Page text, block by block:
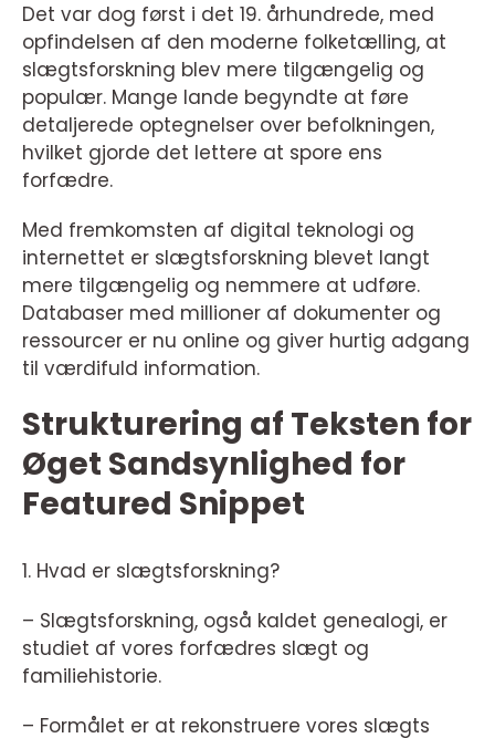
Det var dog først i det 19. århundrede, med
opfindelsen af den moderne folketælling, at
slægtsforskning blev mere tilgængelig og
populær. Mange lande begyndte at føre
detaljerede optegnelser over befolkningen,
hvilket gjorde det lettere at spore ens
forfædre.
Med fremkomsten af digital teknologi og
internettet er slægtsforskning blevet langt
mere tilgængelig og nemmere at udføre.
Databaser med millioner af dokumenter og
ressourcer er nu online og giver hurtig adgang
til værdifuld information.
Strukturering af Teksten for
Øget Sandsynlighed for
Featured Snippet
1. Hvad er slægtsforskning?
– Slægtsforskning, også kaldet genealogi, er
studiet af vores forfædres slægt og
familiehistorie.
– Formålet er at rekonstruere vores slægts